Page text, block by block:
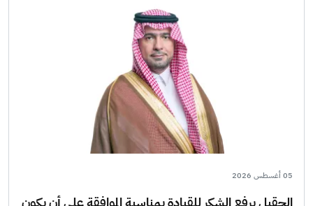
05 أغسطس 2026
الحقيل يرفع الشكر للقيادة بمناسبة الموافقة على أن يكون